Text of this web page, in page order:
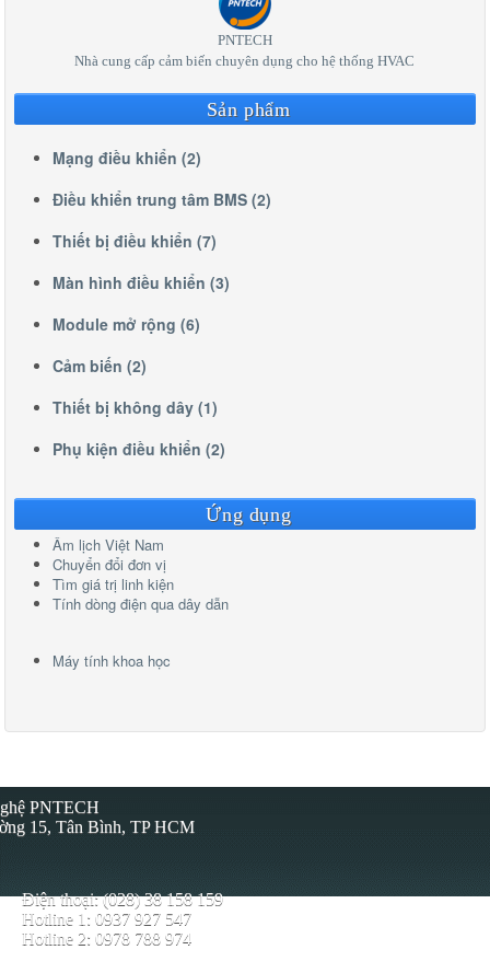
PNTECH
Nhà cung cấp cảm biến chuyên dụng cho hệ thống HVAC
Sản phẩm
Mạng điều khiển (2)
Điều khiển trung tâm BMS (2)
Thiết bị điều khiển (7)
Màn hình điều khiển (3)
Module mở rộng (6)
Cảm biến (2)
Thiết bị không dây (1)
Phụ kiện điều khiển (2)
Ứng dụng
Âm lịch Việt Nam
Chuyển đổi đơn vị
Tìm giá trị linh kiện
Tính dòng điện qua dây dẫn
Máy tính khoa học
PNTECH
15, Tân Bình, TP HCM
Điện thoại: (028) 38 158 159
Hotline 1: 0937 927 547
Hotline 2: 0978 788 974